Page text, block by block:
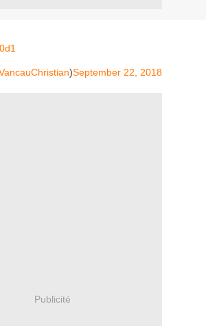
)September 22, 2018
Publicité